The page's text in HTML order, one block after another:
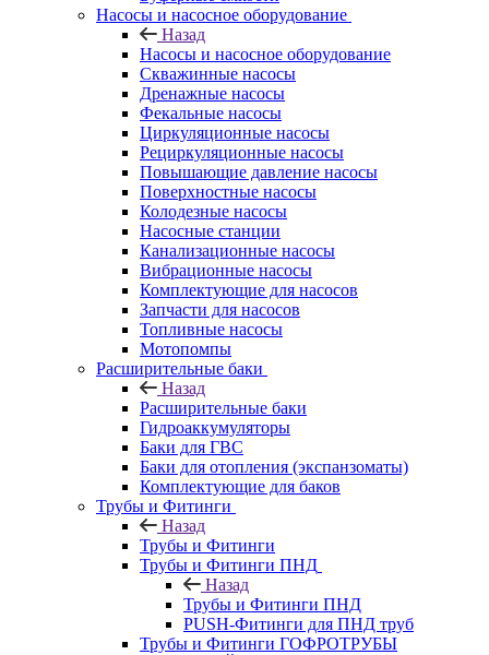
Насосы и насосное оборудование
Назад
Насосы и насосное оборудование
Скважинные насосы
Дренажные насосы
Фекальные насосы
Циркуляционные насосы
Рециркуляционные насосы
Повышающие давление насосы
Поверхностные насосы
Колодезные насосы
Насосные станции
Канализационные насосы
Вибрационные насосы
Комплектующие для насосов
Запчасти для насосов
Топливные насосы
Мотопомпы
Расширительные баки
Назад
Расширительные баки
Гидроаккумуляторы
Баки для ГВС
Баки для отопления (экспанзоматы)
Комплектующие для баков
Трубы и Фитинги
Назад
Трубы и Фитинги
Трубы и Фитинги ПНД
Назад
Трубы и Фитинги ПНД
PUSH-Фитинги для ПНД труб
Трубы и Фитинги ГОФРОТРУБЫ